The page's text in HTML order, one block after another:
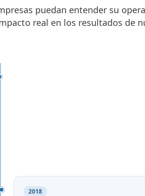
puedan entender su
real en los resultados de
2018